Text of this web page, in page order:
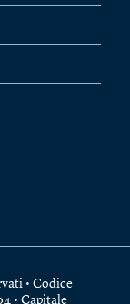
• Codice
• Capitale